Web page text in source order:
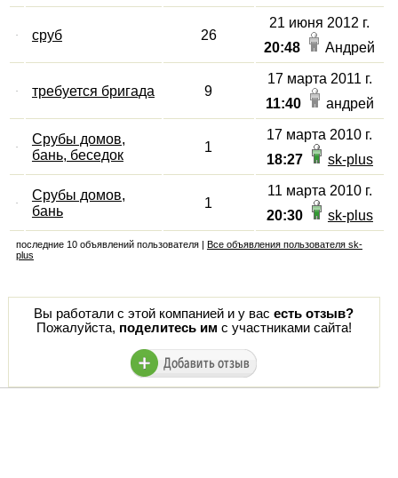
сруб 26
21 июня 2012 г.
20:48
Андрей
требуется бригада 9
17 марта 2011 г.
11:40
андрей
Срубы домов,
бань, беседок
1
17 марта 2010 г.
18:27
sk-plus
Срубы домов,
бань
1
11 марта 2010 г.
20:30
sk-plus
последние 10 объявлений пользователя | Все объявления пользователя sk-
plus
Вы работали с этой компанией и у васесть отзыв?
Пожалуйста, поделитесь им с участниками сайта!